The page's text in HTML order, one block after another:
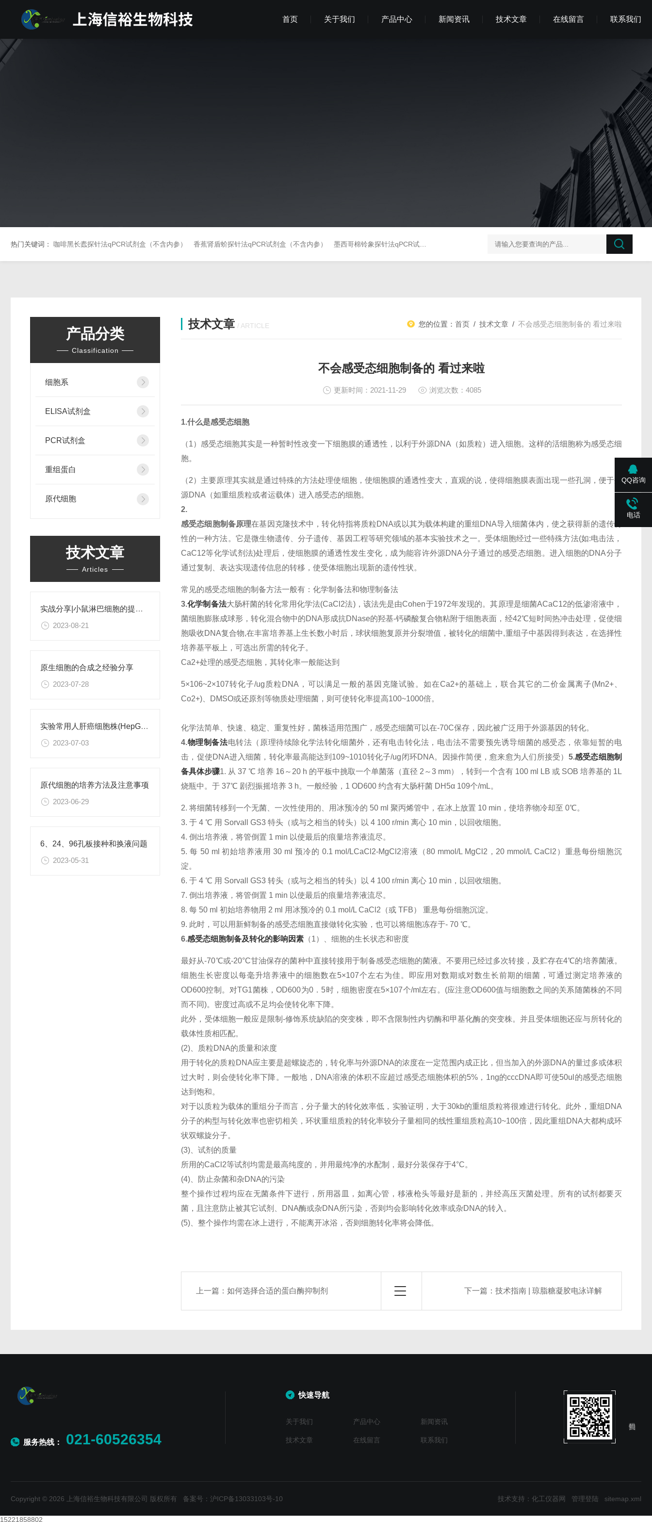
首页 关于我们 产品中心 新闻资讯 技术文章 在线留言 联系我们
热门关键词： 咖啡黑长蠹探针法qPCR试剂盒（不含内参） 香蕉肾盾蚧探针法qPCR试剂盒（不含内参） 墨西哥棉铃象探针法qPCR试剂盒（不含内参） 榛子东部枯萎病菌探针法qPCR试剂盒不含内参
产品分类
Classification
细胞系
ELISA试剂盒
PCR试剂盒
重组蛋白
原代细胞
技术文章
Articles
实战分享|小鼠淋巴细胞的提取和分选之经验小结
2023-08-21
原生细胞的合成之经验分享
2023-07-28
实验常用人肝癌细胞株(HepG2/Hep3B,HuH-7,MHCC97H,PLC/PRF/5)怎么选？
2023-07-03
原代细胞的培养方法及注意事项
2023-06-29
6、24、96孔板接种和换液问题
2023-05-31
技术文章 / ARTICLE 您的位置： 首页 / 技术文章 / 不会感受态细胞制备的 看过来啦
不会感受态细胞制备的 看过来啦
更新时间：2021-11-29 浏览次数：4085
1.什么是感受态细胞
（1）感受态细胞其实是一种暂时性改变一下细胞膜的通透性，以利于外源DNA（如质粒）进入细胞。这样的活细胞称为感受态细
胞。
（2）主要原理其实就是通过特殊的方法处理使细胞，使细胞膜的通透性变大，直观的说，使得细胞膜表面出现一些孔洞，便于外
源DNA（如重组质粒或者运载体）进入感受态的细胞。
2.
感受态细胞制备原理在基因克隆技术中，转化特指将质粒DNA或以其为载体构建的重组DNA导入细菌体内，使之获得新的遗传特
性的一种方法。它是微生物遗传、分子遗传、基因工程等研究领域的基本实验技术之一。受体细胞经过一些特殊方法(如:电击法，
CaC12等化学试剂法)处理后，使细胞膜的通透性发生变化，成为能容许外源DNA分子通过的感受态细胞。进入细胞的DNA分子
通过复制、表达实现遗传信息的转移，使受体细胞出现新的遗传性状。
常见的感受态细胞的制备方法一般有：化学制备法和物理制备法
3.化学制备法大肠杆菌的转化常用化学法(CaCl2法)，该法先是由Cohen于1972年发现的。其原理是细菌ACaC12的低渗溶液中，
菌细胞膨胀成球形，转化混合物中的DNA形成抗DNase的羟基-钙磷酸复合物粘附于细胞表面，经42℃短时间热冲击处理，促使细
胞吸收DNA复合物,在丰富培养基上生长数小时后，球状细胞复原并分裂增值，被转化的细菌中,重组子中基因得到表达，在选择性
培养基平板上，可选出所需的转化子。
Ca2+处理的感受态细胞，其转化率一般能达到
5×106~2×107转化子/ug质粒DNA，可以满足一般的基因克隆试验。如在Ca2+的基础上，联合其它的二价金属离子(Mn2+、
Co2+)、DMSO或还原剂等物质处理细菌，则可使转化率提高100~1000倍。
化学法简单、快速、稳定、重复性好，菌株适用范围广，感受态细菌可以在-70C保存，因此被广泛用于外源基因的转化。
4.物理制备法电转法（原理待续除化学法转化细菌外，还有电击转化法，电击法不需要预先诱导细菌的感受态，依靠短暂的电
击，促使DNA进入细菌，转化率最高能达到109~1010转化子/ug闭环DNA。因操作简便，愈来愈为人们所接受） 5.感受态细胞制
备具体步骤1. 从 37 ℃ 培养 16～20 h 的平板中挑取一个单菌落（直径 2～3 mm），转到一个含有 100 ml LB 或 SOB 培养基的 1L
烧瓶中。于 37℃ 剧烈振摇培养 3 h。一般经验，1 OD600 约含有大肠杆菌 DH5α 109个/mL。
2. 将细菌转移到一个无菌、一次性使用的、用冰预冷的 50 ml 聚丙烯管中，在冰上放置 10 min，使培养物冷却至 0℃。
3. 于 4 ℃ 用 Sorvall GS3 特头（或与之相当的转头）以 4 100 r/min 离心 10 min，以回收细胞。
4. 倒出培养液，将管倒置 1 min 以使最后的痕量培养液流尽。
5. 每 50 ml 初始培养液用 30 ml 预冷的 0.1 mol/LCaCl2-MgCl2溶液（80 mmol/L MgCl2，20 mmol/L CaCl2）重悬每份细胞沉
淀。
6. 于 4 ℃ 用 Sorvall GS3 转头（或与之相当的转头）以 4 100 r/min 离心 10 min，以回收细胞。
7. 倒出培养液，将管倒置 1 min 以使最后的痕量培养液流尽。
8. 每 50 ml 初始培养物用 2 ml 用冰预冷的 0.1 mol/L CaCl2（或 TFB） 重悬每份细胞沉淀。
9. 此时，可以用新鲜制备的感受态细胞直接做转化实验，也可以将细胞冻存于- 70 ℃。
6.感受态细胞制备及转化的影响因素 （1）、细胞的生长状态和密度
最好从-70℃或-20°C甘油保存的菌种中直接转接用于制备感受态细胞的菌液。不要用已经过多次转接，及贮存在4℃的培养菌液。
细胞生长密度以每毫升培养液中的细胞数在5×107个左右为佳。即应用对数期或对数生长前期的细菌，可通过测定培养液的
OD600控制。对TG1菌株，OD600为0．5时，细胞密度在5×107个/ml左右。(应注意OD600值与细胞数之间的关系随菌株的不同
而不同)。密度过高或不足均会使转化率下降。
此外，受体细胞一般应是限制-修饰系统缺陷的突变株，即不含限制性内切酶和甲基化酶的突变株。并且受体细胞还应与所转化的
载体性质相匹配。
(2)、质粒DNA的质量和浓度
用于转化的质粒DNA应主要是超螺旋态的，转化率与外源DNA的浓度在一定范围内成正比，但当加入的外源DNA的量过多或体积
过大时，则会使转化率下降。一般地，DNA溶液的体积不应超过感受态细胞体积的5%，1ng的cccDNA即可使50ul的感受态细胞
达到饱和。
对于以质粒为载体的重组分子而言，分子量大的转化效率低，实验证明，大于30kb的重组质粒将很难进行转化。此外，重组DNA
分子的构型与转化效率也密切相关，环状重组质粒的转化率较分子量相同的线性重组质粒高10~100倍，因此重组DNA大都构成环
状双螺旋分子。
(3)、试剂的质量
所用的CaCl2等试剂均需是最高纯度的，并用最纯净的水配制，最好分装保存于4°C。
(4)、防止杂菌和杂DNA的污染
整个操作过程均应在无菌条件下进行，所用器皿，如离心管，移液枪头等最好是新的，并经高压灭菌处理。所有的试剂都要灭
菌，且注意防止被其它试剂、DNA酶或杂DNA所污染，否则均会影响转化效率或杂DNA的转入。
(5)、整个操作均需在冰上进行，不能离开冰浴，否则细胞转化率将会降低。
上一篇：如何选择合适的蛋白酶抑制剂 下一篇： 技术指南 | 琼脂糖凝胶电泳详解
服务热线： 021-60526354
快速导航
关于我们 产品中心 新闻资讯
技术文章 在线留言 联系我们
Copyright © 2026 上海信裕生物科技有限公司 版权所有 备案号：沪ICP备13033103号-10 技术支持： 化工仪器网 管理登陆 sitemap.xml
15221858802
QQ咨询
电话